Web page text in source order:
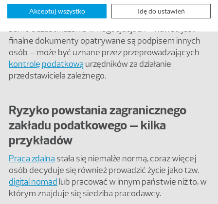
celu umocowania do działania w imieniu spółki jest
wystarczającą (lecz nie jedyną) przesłanką, bowiem
samo uczestniczenie w negocjacjach – nawet, jeśli
finalne dokumenty opatrywane są podpisem innych
osób – może być uznane przez przeprowadzających
kontrolę podatkową urzędników za działanie
przedstawiciela zależnego.
Ryzyko powstania zagranicznego
zakładu podatkowego – kilka
przykładów
Praca zdalna stała się niemalże normą, coraz więcej
osób decyduje się również prowadzić życie jako tzw.
digital nomad lub pracować w innym państwie niż to, w
którym znajduje się siedziba pracodawcy.
Akceptuj wszystko Idę do ustawień